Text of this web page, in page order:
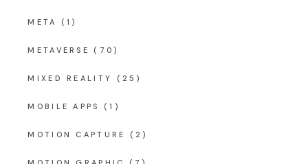
META (1)
METAVERSE (70)
MIXED REALITY (25)
MOBILE APPS (1)
MOTION CAPTURE (2)